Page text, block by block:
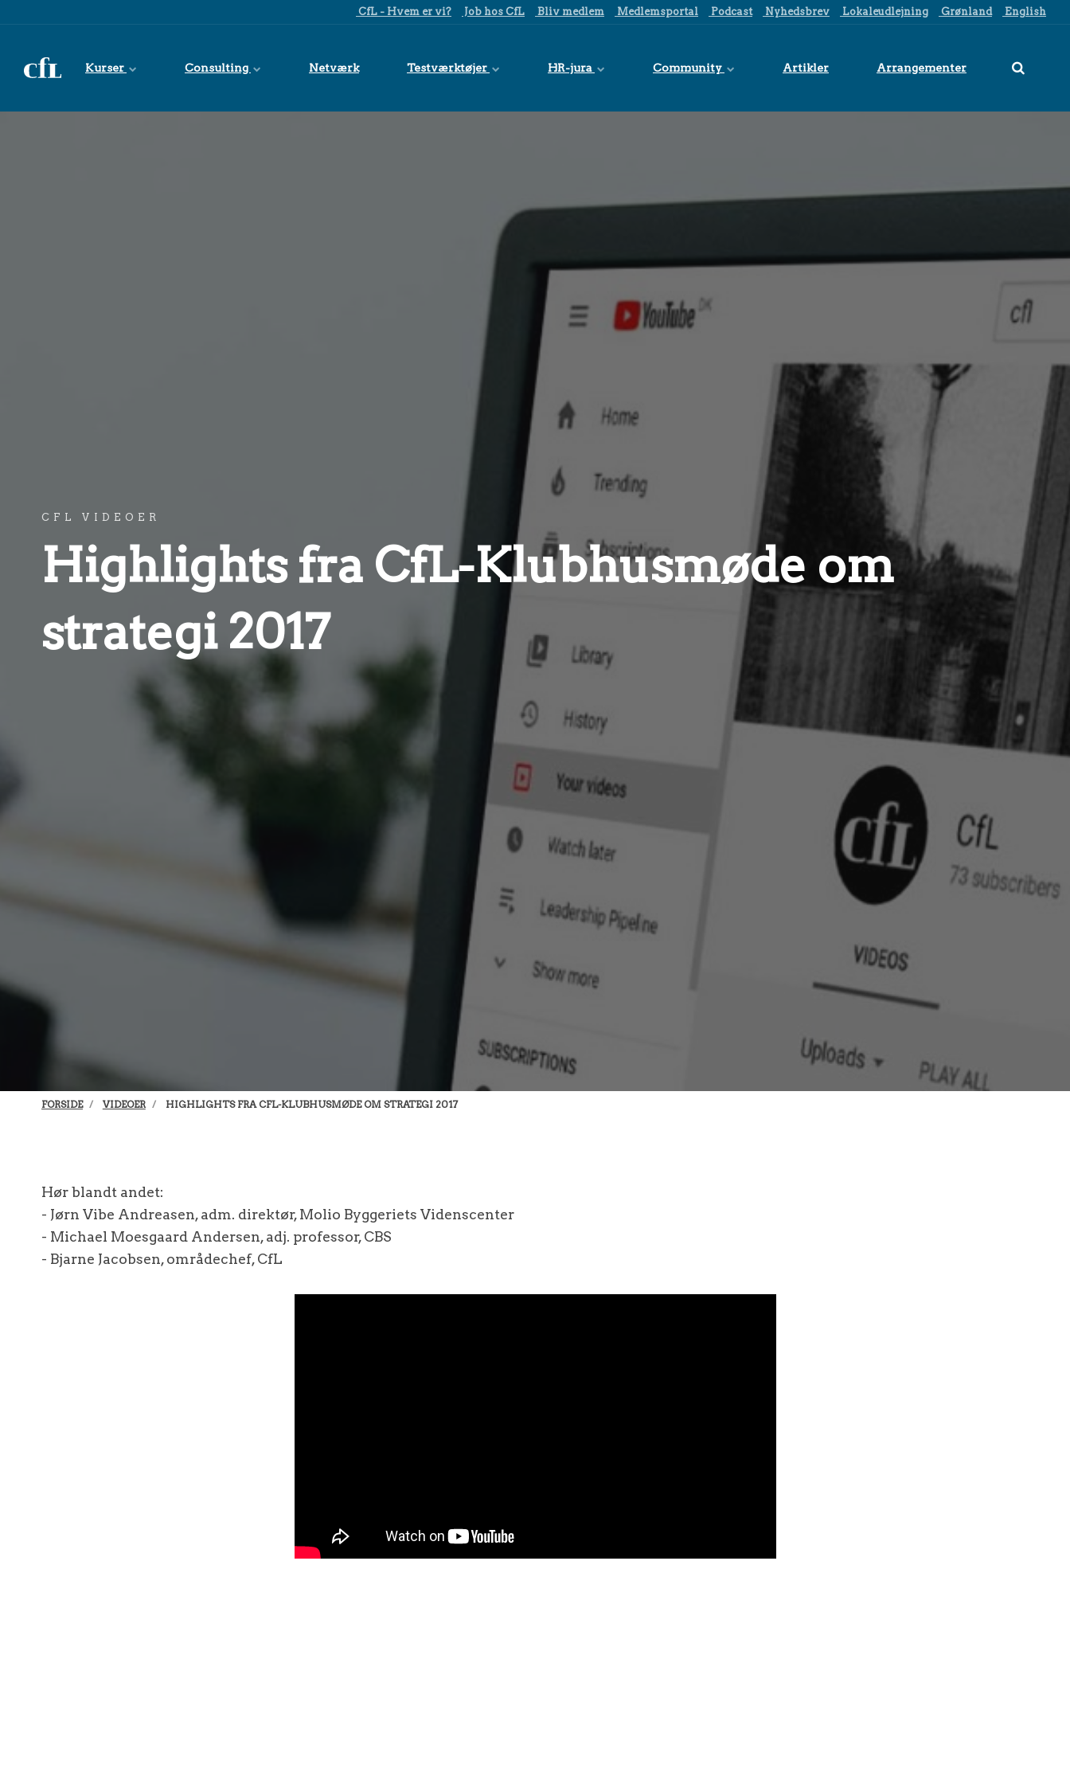
CfL - Hvem er vi? Job hos CfL Bliv medlem Medlemsportal Podcast Nyhedsbrev Lokaleudlejning Grønland English
Kurser Consulting Netværk Testværktøjer HR-jura Community Artikler Arrangementer
CFL VIDEOER
Highlights fra CfL-Klubhusmøde om
strategi 2017
FORSIDE VIDEOER HIGHLIGHTS FRA CFL-KLUBHUSMØDE OM STRATEGI 2017
Hør blandt andet:
- Jørn Vibe Andreasen, adm. direktør, Molio Byggeriets Videnscenter
- Michael Moesgaard Andersen, adj. professor, CBS
- Bjarne Jacobsen, områdechef, CfL